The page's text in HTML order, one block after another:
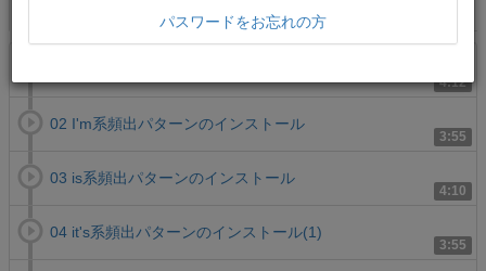
4:12
3:55
02 I'm系頻出パターンのインストール
4:10
03 is系頻出パターンのインストール
3:55
04 it's系頻出パターンのインストール(1)
パスワードをお忘れの方